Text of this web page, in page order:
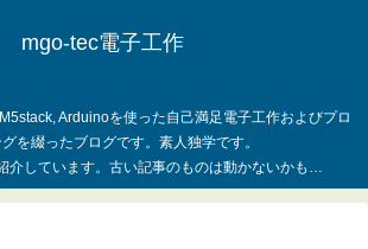
mgo-tec電子工作
Arduinoを使った自己満足電子工作およびプロ
を綴ったブログです。素人独学です。